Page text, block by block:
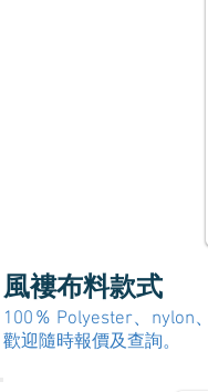
風褸布料款式
100％ Polyester、nylon
歡迎隨時報價及查詢。